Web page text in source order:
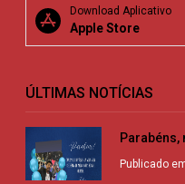
Download Aplicativo
Apple Store
ÚLTIMAS NOTÍCIAS
Publicado